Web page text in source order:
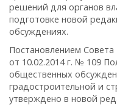
решений для органов
подготовке новой
обсуждениях.
Постановлением
от 10.02.2014 г. № 109
общественных
градостроительной и
утверждено в новой